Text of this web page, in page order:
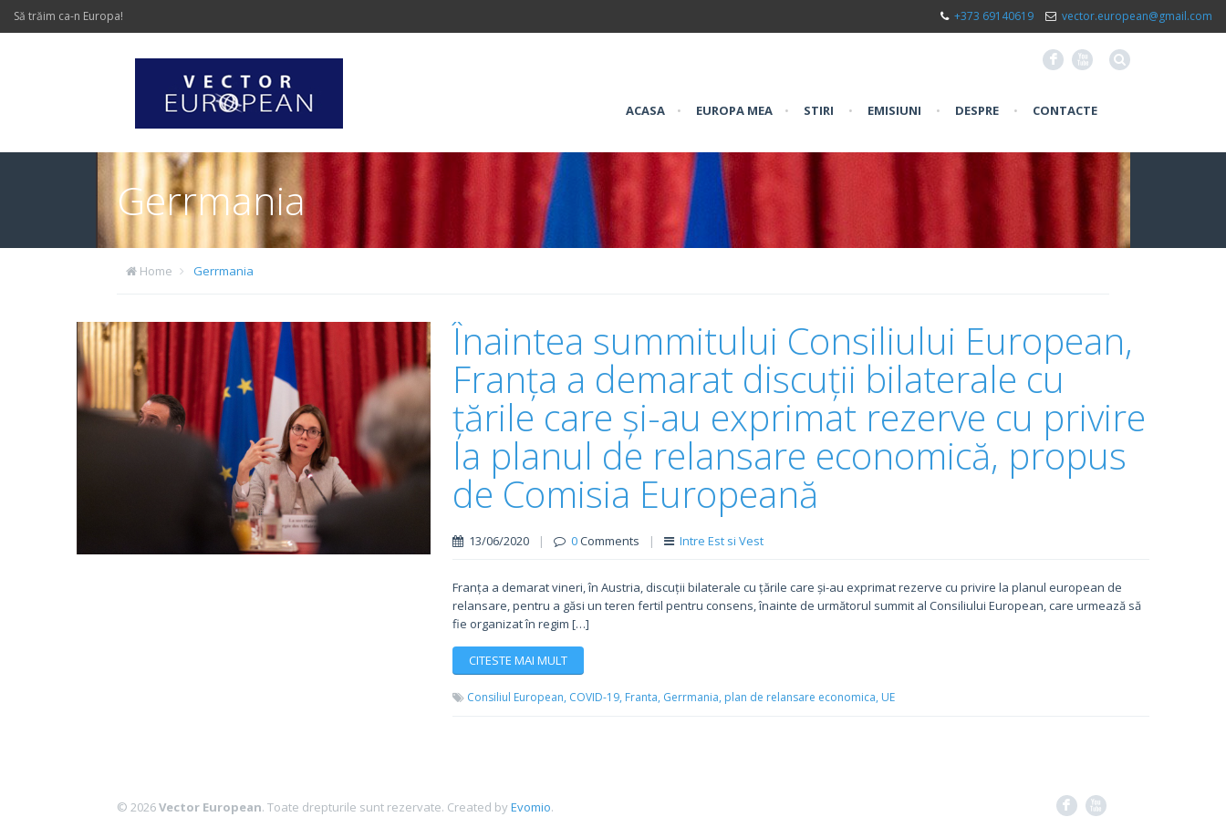
Să trăim ca-n Europa! +373 69140619 vector.european@gmail.com
F X
ACASA • EUROPA MEA • STIRI • EMISIUNI • DESPRE • CONTACTE
Gerrmania
Home Gerrmania
Înaintea summitului Consiliului European,
Franța a demarat discuții bilaterale cu
țările care și-au exprimat rezerve cu privire
la planul de relansare economică, propus
de Comisia Europeană
13/06/2020 | 0Comments | Intre Est si Vest
Franța a demarat vineri, în Austria, discuții bilaterale cu țările care și-au exprimat rezerve cu privire la planul european de
relansare, pentru a găsi un teren fertil pentru consens, înainte de următorul summit al Consiliului European, care urmează să
fie organizat în regim […]
CITESTE MAI MULT
Consiliul European, COVID-19, Franta, Gerrmania, plan de relansare economica, UE
© 2026Vector European. Toate drepturile sunt rezervate. Created byEvomio. F X